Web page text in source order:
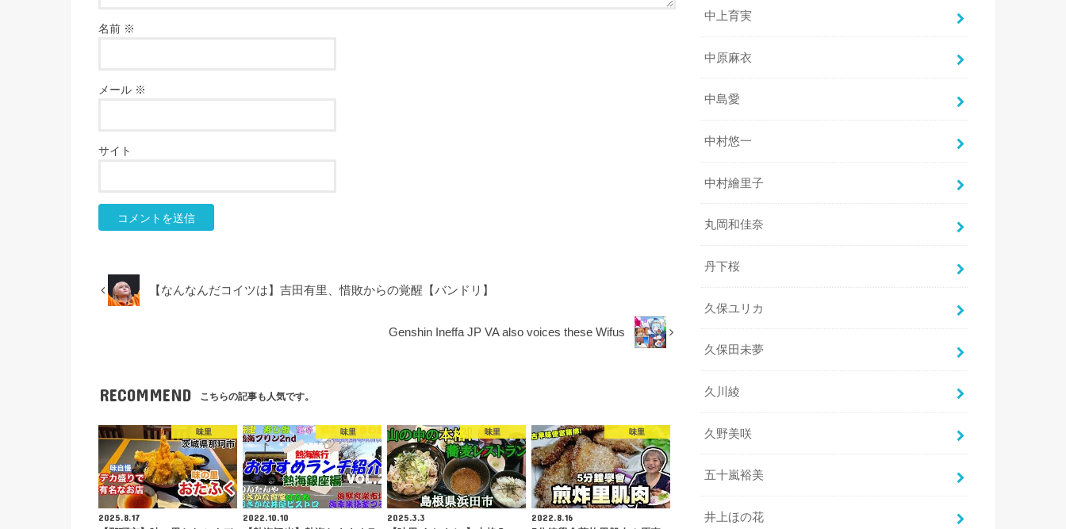
名前 ※
メール ※
サイト
【なんなんだコイツは】吉田有里、惜敗からの覚醒【バンドリ】
Genshin Ineffa JP VA also voices these Wifus
RECOMMEND こちらの記事も人気です。
味里
2025.8.17
味里
2022.10.10
味里
2025.3.3
味里
2022.8.16
中上育実
中原麻衣
中島愛
中村悠一
中村繪里子
丸岡和佳奈
丹下桜
久保ユリカ
久保田未夢
久川綾
久野美咲
五十嵐裕美
井上ほの花